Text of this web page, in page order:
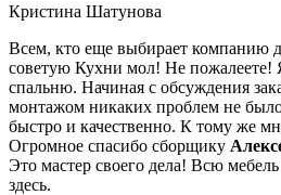
Кристина Шатунова
Всем, кто еще выбирает компанию
советую Кухни мол! Не пожалеете!
спальню. Начиная с обсуждения
монтажом никаких проблем не
быстро и качественно. К тому же
Огромное спасибо сборщику
Это мастер своего дела! Всю мебель
здесь.